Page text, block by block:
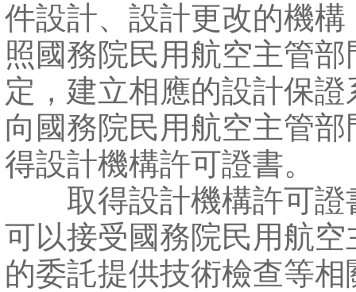
件設計、設計更改的機構
照國務院民用航空主管部
定，建立相應的設計保證
向國務院民用航空主管部
得設計機構許可證書。
取得設計機構許可證
可以接受國務院民用航空
的委託提供技術檢查等相